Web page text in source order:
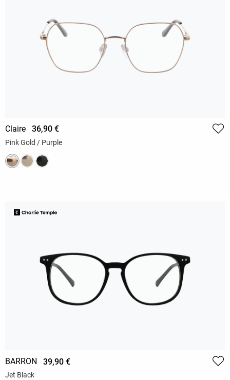
Claire 36,90 €
Pink Gold / Purple
BARRON 39,90 €
Jet Black